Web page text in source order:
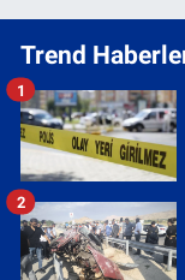
Trend
1
2